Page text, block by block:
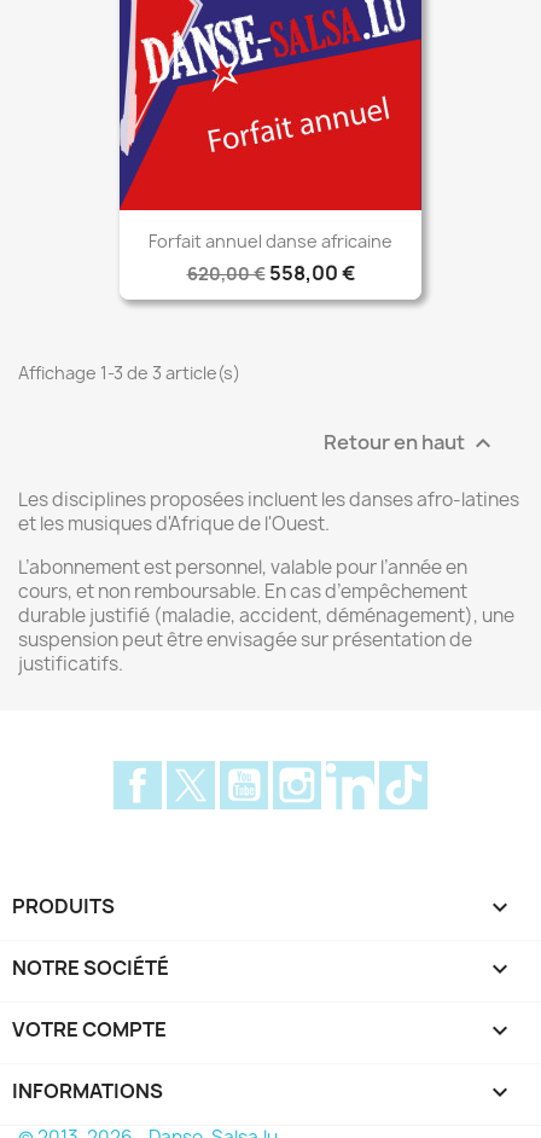
Forfait annuel danse africaine
620,00 € 558,00 €
Affichage 1-3 de 3 article(s)
Retour en haut 
Les disciplines proposées incluent les danses afro-latines
et les musiques d'Afrique de l'Ouest.
L’abonnement est personnel, valable pour l’année en
cours, et non remboursable. En cas d’empêchement
durable justifié (maladie, accident, déménagement), une
suspension peut être envisagée sur présentation de
justificatifs.
FacebookTwitterYouTubeInstagram
LinkedIn
PRODUITS 
NOTRE SOCIÉTÉ 
VOTRE COMPTE 
INFORMATIONS keyboard_arrow_down